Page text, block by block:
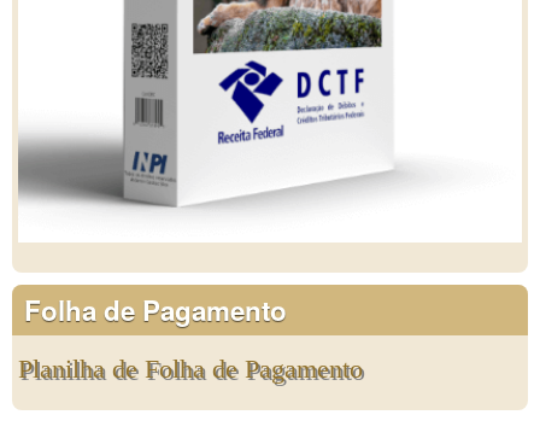
Folha de Pagamento
Planilha de Folha de Pagamento